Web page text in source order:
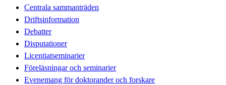
Centrala sammanträden
Driftsinformation
Debatter
Disputationer
Licentiatseminarier
Föreläsningar och seminarier
Evenemang för doktorander och forskare